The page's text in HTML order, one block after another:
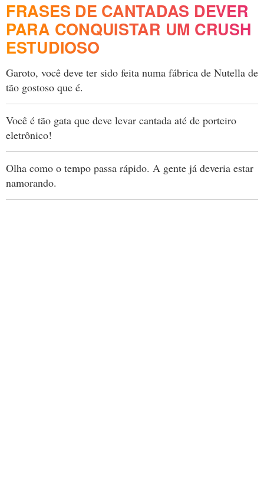
FRASES DE CANTADAS DEVER
PARA CONQUISTAR UM CRUSH
ESTUDIOSO
Garoto, você deve ter sido feita numa fábrica de Nutella de
tão gostoso que é.
Você é tão gata que deve levar cantada até de porteiro
eletrônico!
Olha como o tempo passa rápido. A gente já deveria estar
namorando.